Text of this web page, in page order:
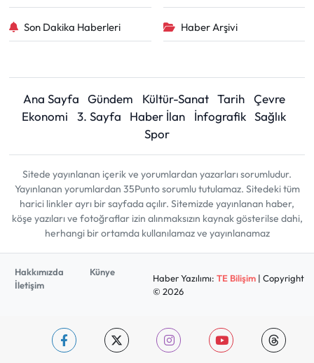
Son Dakika Haberleri Haber Arşivi
Ana Sayfa Gündem Kültür-Sanat Tarih
Çevre
Ekonomi
3. Sayfa Haber İlan İnfografik Sağlık
Spor
Sitede yayınlanan içerik ve yorumlardan yazarları sorumludur.
Yayınlanan yorumlardan 35Punto sorumlu tutulamaz. Sitedeki tüm
harici linkler ayrı bir sayfada açılır. Sitemizde yayınlanan haber,
köşe yazıları ve fotoğraflar izin alınmaksızın kaynak gösterilse dahi,
herhangi bir ortamda kullanılamaz ve yayınlanamaz
Hakkımızda
Künye
İletişim
Haber Yazılımı: TE Bilişim| Copyright
© 2026